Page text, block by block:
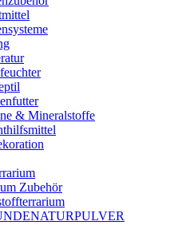
& Mineralstoffe
Zubehör